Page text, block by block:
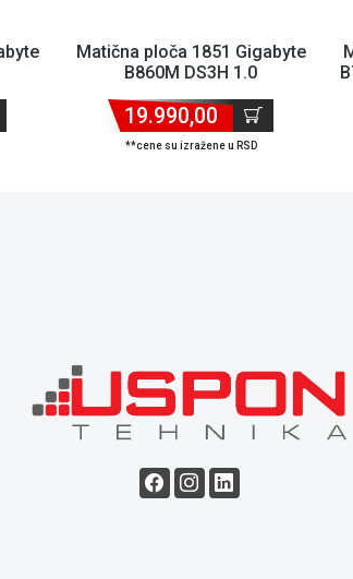
Matična ploča 1851 Gigabyte
B860M DS3H 1.0
19.990,00
**cene su izražene u RSD